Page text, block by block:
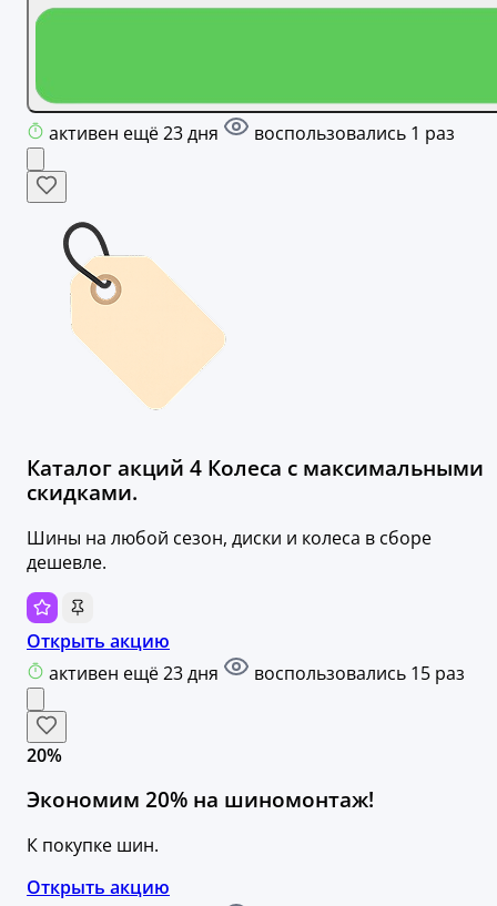
активен ещё 23 дня воспользовались 1 раз
Каталог акций 4 Колеса с максимальными
скидками.
Шины на любой сезон, диски и колеса в сборе
дешевле.
Открыть акцию
активен ещё 23 дня
воспользовались 15 раз
20%
Экономим 20% на шиномонтаж!
К покупке шин.
Открыть акцию